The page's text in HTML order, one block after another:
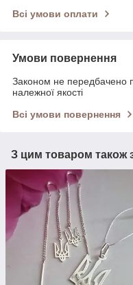
Всі умови оплати
Умови повернення
Законом не передбачено
належної якості
Всі умови повернення
З цим товаром також